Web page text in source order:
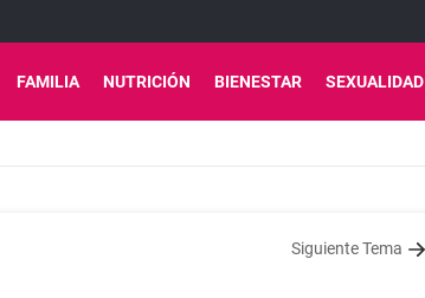
FAMILIA NUTRICIÓN BIENESTAR SEXUALIDAD
Siguiente Tema